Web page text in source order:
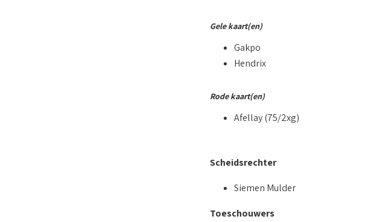
Gele kaart(en)
Gakpo
Hendrix
Rode kaart(en)
Afellay (75/2xg)
Scheidsrechter
Siemen Mulder
Toeschouwers